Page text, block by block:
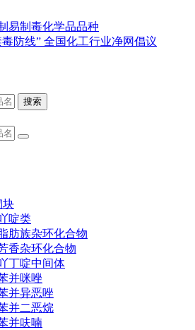
易制毒化学品品种
防线” 全国化工行业净网倡议
搜索
块
啶类
脂肪族杂环化合物
香杂环化合物
丁啶中间体
并咪唑
并异恶唑
并二恶烷
并呋喃